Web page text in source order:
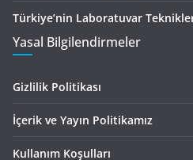
Türkiye’nin Laboratuvar
Yasal Bilgilendirmeler
Gizlilik Politikası
İçerik ve Yayın Politikamız
Kullanım Koşulları